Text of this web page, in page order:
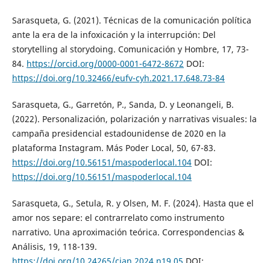
Sarasqueta, G. (2021). Técnicas de la comunicación política
ante la era de la infoxicación y la interrupción: Del
storytelling al storydoing. Comunicación y Hombre, 17, 73-
84. https://orcid.org/0000-0001-6472-8672 DOI:
https://doi.org/10.32466/eufv-cyh.2021.17.648.73-84
Sarasqueta, G., Garretón, P., Sanda, D. y Leonangeli, B.
(2022). Personalización, polarización y narrativas visuales: la
campaña presidencial estadounidense de 2020 en la
plataforma Instagram. Más Poder Local, 50, 67-83.
https://doi.org/10.56151/maspoderlocal.104DOI:
https://doi.org/10.56151/maspoderlocal.104
Sarasqueta, G., Setula, R. y Olsen, M. F. (2024). Hasta que el
amor nos separe: el contrarrelato como instrumento
narrativo. Una aproximación teórica. Correspondencias &
Análisis, 19, 118-139.